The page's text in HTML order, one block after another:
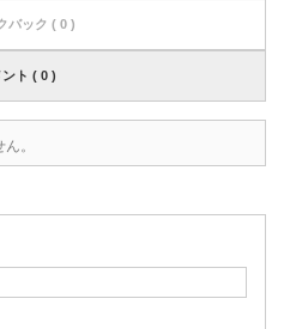
バック ( 0 )
ント ( 0 )
。